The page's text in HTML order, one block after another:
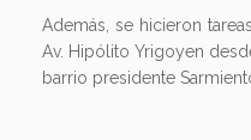
Además, se hicieron
Av. Hipólito Yrigoyen
barrio presidente